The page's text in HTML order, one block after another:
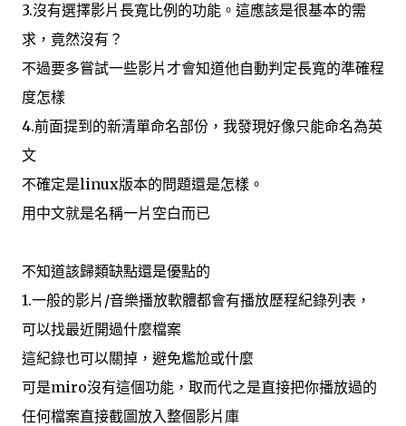
3.沒有選擇影片長寬比例的功能。這應該是很基本的需
求，竟然沒有？
不過要多嘗試一些影片才會知道他自動判定長寬的準確程
度怎樣
4.前面提到的新清單命名部份，我發現好像只能命名為英
文
不確定是linux版本的問題還是怎樣。
用中文就是名稱一片空白而已
不知道該歸類缺點還是優點的
1.一般的影片/音樂播放軟體都會有播放歷程紀錄列表，
可以找最近開過什麼檔案
這紀錄也可以關掉，避免尷尬或什麼
可是miro沒有這個功能，取而代之是直接把你播放過的
任何檔案直接截圖放入整個影片庫